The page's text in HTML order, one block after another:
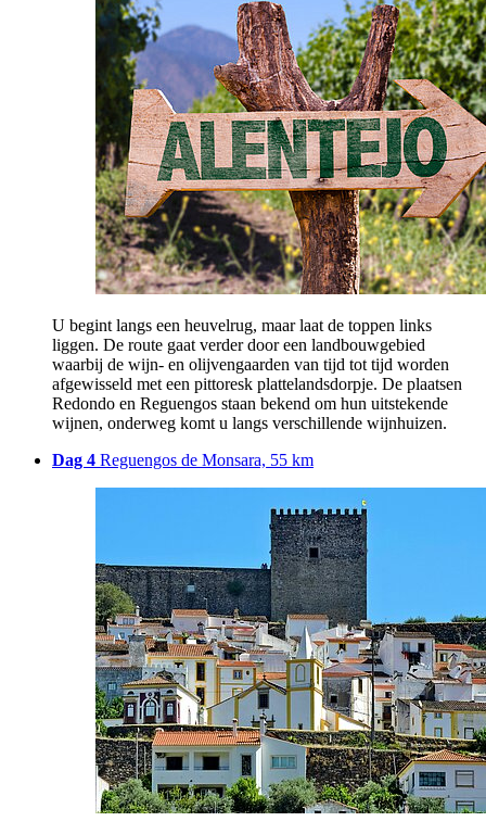
U begint langs een heuvelrug, maar laat de toppen links
liggen. De route gaat verder door een landbouwgebied
waarbij de wijn- en olijvengaarden van tijd tot tijd worden
afgewisseld met een pittoresk plattelandsdorpje. De plaatsen
Redondo en Reguengos staan bekend om hun uitstekende
wijnen, onderweg komt u langs verschillende wijnhuizen.
Dag 4 Reguengos de Monsara, 55 km